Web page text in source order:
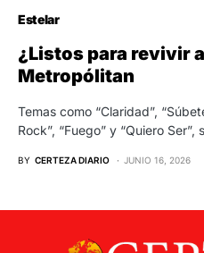
Estelar
¿Listos para revivir
Metropólitan
Temas como “Claridad”,
Rock”, “Fuego” y “Quiero
BY CERTEZA DIARIO JUNIO 16, 2026